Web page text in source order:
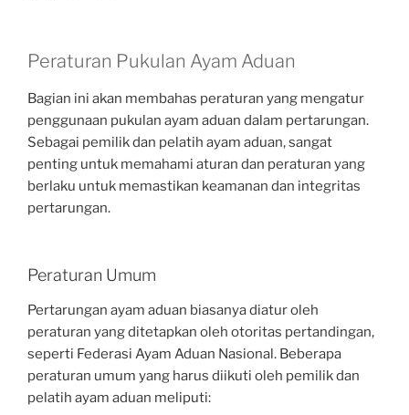
Peraturan Pukulan Ayam Aduan
Bagian ini akan membahas peraturan yang mengatur
penggunaan pukulan ayam aduan dalam pertarungan.
Sebagai pemilik dan pelatih ayam aduan, sangat
penting untuk memahami aturan dan peraturan yang
berlaku untuk memastikan keamanan dan integritas
pertarungan.
Peraturan Umum
Pertarungan ayam aduan biasanya diatur oleh
peraturan yang ditetapkan oleh otoritas pertandingan,
seperti Federasi Ayam Aduan Nasional. Beberapa
peraturan umum yang harus diikuti oleh pemilik dan
pelatih ayam aduan meliputi: